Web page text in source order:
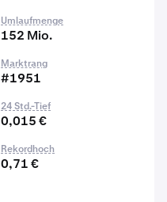
Umlaufmenge
152 Mio.
Marktrang
#1951
24 Std.-Tief
0,015 €
Rekordhoch
0,71 €